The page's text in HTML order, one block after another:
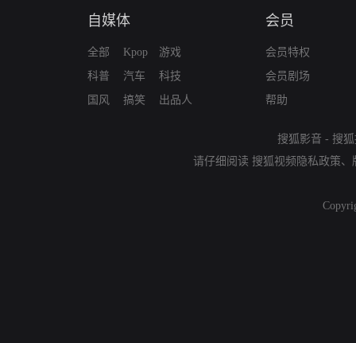
自媒体
全部
科普
国风
Kpop
汽车
搞笑
游戏
科技
出品人
会员
会员特权
会员剧场
帮助
搜狐影音 - 搜
请仔细阅读 搜狐视频隐私政策、